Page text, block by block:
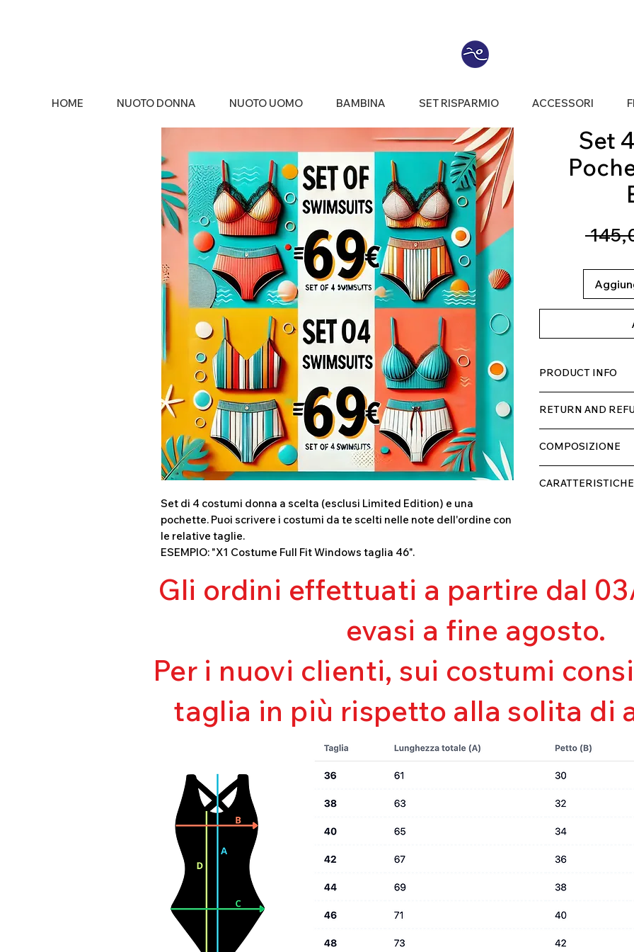
HOME NUOTO DONNA NUOTO UOMO BAMBINA SET RISPARMIO ACCESSORI
Set di 4 costumi donna a scelta (esclusi Limited Edition) e una
pochette. Puoi scrivere i costumi da te scelti nelle note dell'ordine con
le relative taglie.
ESEMPIO: "X1 Costume Full Fit Windows taglia 46".
Set
PRODUCT INFO
comodo per chi lo
doppio strato con
RETURN AND
ricevimento,
di spedizione, non
ed appurato che
COMPOSIZIONE
20% ELASTANE
Ultra cloro
Mantenimento
Asciugatura rapida
Bielastico
Gli ordini effettuati a partire dal
evasi a fine agosto.
Per i nuovi clienti, sui costumi
taglia in più rispetto alla solita di